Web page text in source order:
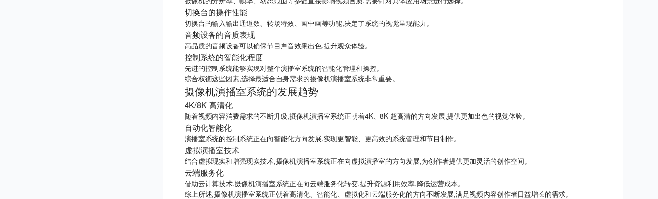
切换台的操作性能
切换台的输入输出通道数、转场特效、画中画等功能,决定了系统的视觉呈现能力。
音频设备的音质表现
高品质的音频设备可以确保节目声音效果出色,提升观众体验。
控制系统的智能化程度
先进的控制系统能够实现对整个演播室系统的智能化管理和操控。
综合权衡这些因素,选择最适合自身需求的摄像机演播室系统非常重要。
摄像机演播室系统的发展趋势
4K/8K 高清化
随着视频内容消费需求的不断升级,摄像机演播室系统正朝着4K、8K 超高清的方向发展,提供更加出色的视觉体验。
自动化智能化
演播室系统的控制系统正在向智能化方向发展,实现更智能、更高效的系统管理和节目制作。
虚拟演播室技术
结合虚拟现实和增强现实技术,摄像机演播室系统正在向虚拟演播室的方向发展,为创作者提供更加灵活的创作空间。
云端服务化
借助云计算技术,摄像机演播室系统正在向云端服务化转变,提升资源利用效率,降低运营成本。
综上所述,摄像机演播室系统正朝着高清化、智能化、虚拟化和云端服务化的方向不断发展,满足视频内容创作者日益增长的需求。